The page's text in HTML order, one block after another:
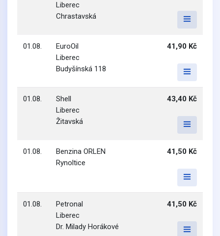
Liberec
Chrastavská
01.08.
EuroOil
Liberec
Budyšínská 118
41,90 Kč
01.08.
Shell
Liberec
Žitavská
43,40 Kč
01.08.
Benzina ORLEN
Rynoltice
41,50 Kč
01.08.
Petronal
Liberec
Dr. Milady Horákové
41,50 Kč